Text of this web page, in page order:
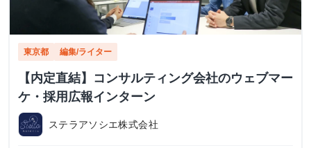
東京都 編集/ライター
【内定直結】コンサルティング会社のウェブマー
ケ・採用広報インターン
ステラアソシエ株式会社